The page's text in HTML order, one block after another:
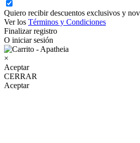
Quiero recibir descuentos exclusivos y
Ver los Términos y Condiciones
Finalizar registro
O iniciar sesión
×
Aceptar
CERRAR
Aceptar